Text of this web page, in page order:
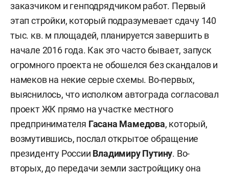
заказчиком и генподрядчиком работ. Первый
этап стройки, который подразумевает сдачу 140
тыс. кв. м площадей, планируется завершить в
начале 2016 года. Как это часто бывает, запуск
огромного проекта не обошелся без скандалов и
намеков на некие серые схемы. Во-первых,
выяснилось, что исполком автограда согласовал
проект ЖК прямо на участке местного
предпринимателя Гасана Мамедова, который,
возмутившись, послал открытое обращение
президенту России Владимиру Путину. Во-
вторых, до передачи земли застройщику она